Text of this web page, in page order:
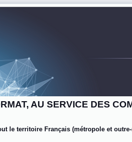
le territoire Français (métropole et
AU SERVICE DES